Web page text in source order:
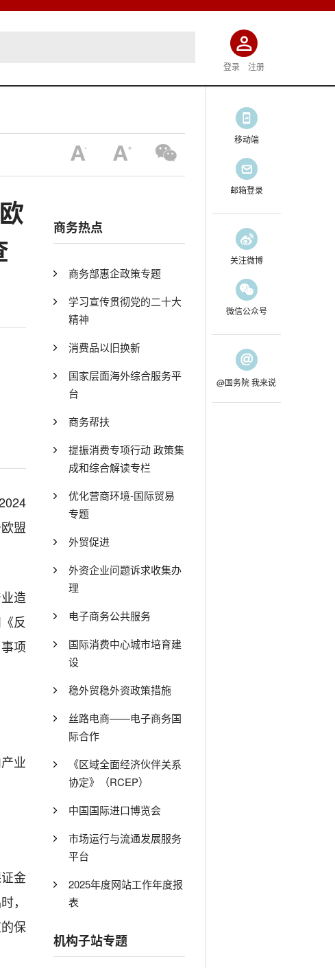
登录 注册
4
欧盟
造
反
项
产业
金
，
保
商务热点
商务部惠企政策专题
学习宣传贯彻党的二十大
精神
消费品以旧换新
国家层面海外综合服务平
台
商务帮扶
提振消费专项行动 政策集
成和综合解读专栏
优化营商环境-国际贸易
专题
外贸促进
外资企业问题诉求收集办
理
电子商务公共服务
国际消费中心城市培育建
设
稳外贸稳外资政策措施
丝路电商——电子商务国
际合作
《区域全面经济伙伴关系
协定》（RCEP）
中国国际进口博览会
市场运行与流通发展服务
平台
2025年度网站工作年度报
表
机构子站专题
移动端
邮箱登录
关注微博
微信公众号
@国务院 我来说